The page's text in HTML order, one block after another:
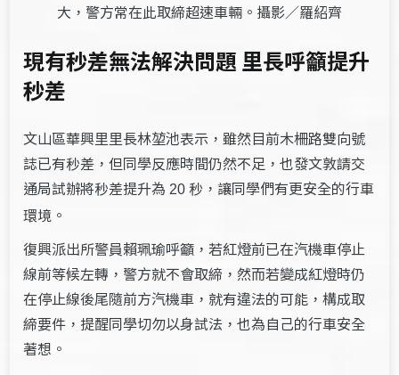
大，警方常在此取締超速車輛。攝影／羅紹齊
現有秒差無法解決問題 里長呼籲提升
秒差
文山區華興里里長林堃池表示，雖然目前木柵路雙向號
誌已有秒差，但同學反應時間仍然不足，也發文敦請交
通局試辦將秒差提升為 20 秒，讓同學們有更安全的行車
環境。
復興派出所警員賴珮瑜呼籲，若紅燈前已在汽機車停止
線前等候左轉，警方就不會取締，然而若變成紅燈時仍
在停止線後尾隨前方汽機車，就有違法的可能，構成取
締要件，提醒同學切勿以身試法，也為自己的行車安全
著想。